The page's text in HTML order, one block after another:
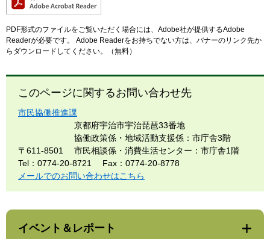
PDF形式のファイルをご覧いただく場合には、Adobe社が提供するAdobe
Readerが必要です。
Adobe Readerをお持ちでない方は、バナーのリンク先か
らダウンロードしてください。（無料）
このページに関するお問い合わせ先
市民協働推進課
〒611-8501
京都府宇治市宇治琵琶33番地
協働政策係・地域活動支援係：市庁舎3階
市民相談係・消費生活センター：市庁舎1階
Tel：0774-20-8721
Fax：0774-20-8778
メールでのお問い合わせはこちら
イベント＆レポート